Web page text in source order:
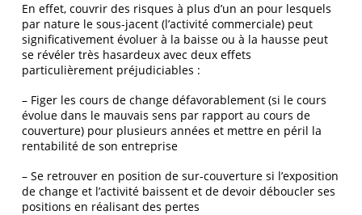
En effet, couvrir des risques à plus d’un an pour lesquels
par nature le sous-jacent (l’activité commerciale) peut
significativement évoluer à la baisse ou à la hausse peut
se révéler très hasardeux avec deux effets
particulièrement préjudiciables :
– Figer les cours de change défavorablement (si le cours
évolue dans le mauvais sens par rapport au cours de
couverture) pour plusieurs années et mettre en péril la
rentabilité de son entreprise
– Se retrouver en position de sur-couverture si l’exposition
de change et l’activité baissent et de devoir déboucler ses
positions en réalisant des pertes